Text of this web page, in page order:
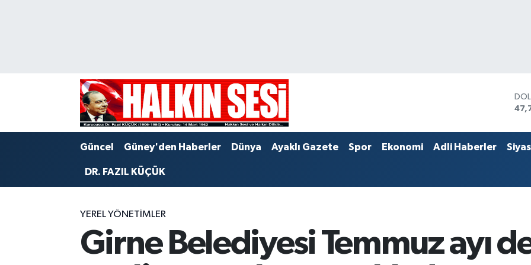
Güncel Güney'den Haberler Dünya Ayaklı Gazete Spor Ekonomi Adli Haberler
DR. FAZIL KÜÇÜK
YEREL YÖNETİMLER
Girne Belediyesi Temmuz ayı
Trafik Durumu
Puan Durumu ve Fikstür